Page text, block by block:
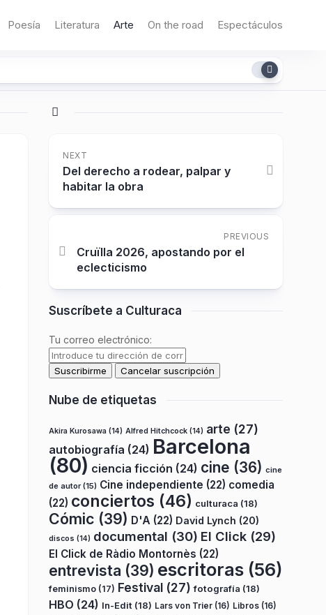
Poesía Literatura Arte On the road Espectáculos
NEXT
Del derecho a rodear, palpar y
habitar la obra
PREVIOUS
Cruïlla 2026, apostando por el
eclecticismo
Suscríbete a Culturaca
Tu correo electrónico:
Nube de etiquetas
Akira Kurosawa (14) Alfred Hitchcock (14) arte (27)
autobiografía (24) Barcelona
(80) ciencia ficción (24) cine (36) cine
de autor(15) Cine independiente (22) comedia
(22) conciertos (46) culturaca (18)
Cómic (39) D'A (22) David Lynch (20)
discos (14) documental (30) El Click (29)
El Click de Ràdio Montornès (22)
entrevista (39) escritoras (56)
feminismo (17) Festival (27) fotografía (18)
HBO (24) In-Edit (18) Lars von Trier (16) Libros (16)